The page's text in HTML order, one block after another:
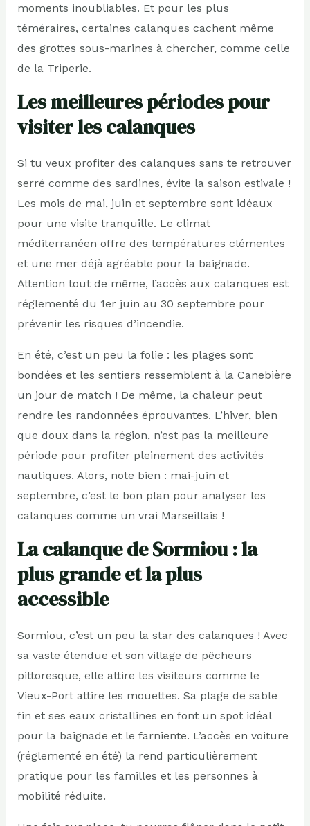
moments inoubliables. Et pour les plus
téméraires, certaines calanques cachent même
des grottes sous-marines à chercher, comme celle
de la Triperie.
Les meilleures périodes pour
visiter les calanques
Si tu veux profiter des calanques sans te retrouver
serré comme des sardines, évite la saison estivale !
Les mois de mai, juin et septembre sont idéaux
pour une visite tranquille. Le climat
méditerranéen offre des températures clémentes
et une mer déjà agréable pour la baignade.
Attention tout de même, l’accès aux calanques est
réglementé du 1er juin au 30 septembre pour
prévenir les risques d’incendie.
En été, c’est un peu la folie : les plages sont
bondées et les sentiers ressemblent à la Canebière
un jour de match ! De même, la chaleur peut
rendre les randonnées éprouvantes. L’hiver, bien
que doux dans la région, n’est pas la meilleure
période pour profiter pleinement des activités
nautiques. Alors, note bien : mai-juin et
septembre, c’est le bon plan pour analyser les
calanques comme un vrai Marseillais !
La calanque de Sormiou : la
plus grande et la plus
accessible
Sormiou, c’est un peu la star des calanques ! Avec
sa vaste étendue et son village de pêcheurs
pittoresque, elle attire les visiteurs comme le
Vieux-Port attire les mouettes. Sa plage de sable
fin et ses eaux cristallines en font un spot idéal
pour la baignade et le farniente. L’accès en voiture
(réglementé en été) la rend particulièrement
pratique pour les familles et les personnes à
mobilité réduite.